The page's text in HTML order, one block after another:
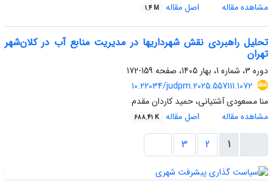
مشاهده مقاله
اصل مقاله 1.4 M
تحلیل راهبردی نقش شهرداری­ها در مدیریت منابع آب در کلان‌شهر
تهران
دوره 3، شماره 1، بهار 1405، صفحه
159-172
10.22034/judpm.2025.557111.1072
منا مسعودی آشتیانی، حمید کاردان مقدم
مشاهده مقاله
اصل مقاله 688.41 K
1
2
3